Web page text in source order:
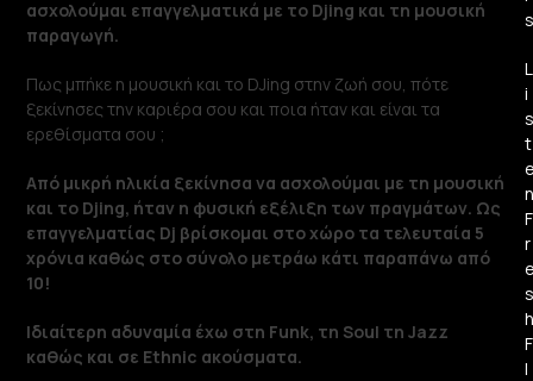
ασχολούμαι επαγγελματικά με τo Djing και τη μουσική
παραγωγή.
Πως μπήκε η μουσική και το DJing στην ζωή σου, πότε
ξεκίνησες την καριέρα σου και ποια ήταν και είναι τα
ερεθίσματα σου ;
Από μικρή ηλικία ξεκίνησα να ασχολούμαι με τη μουσική
και το Djing, ήταν η φυσική εξέλιξη των πραγμάτων. Ως
επαγγελματίας Dj βρίσκομαι στο χώρο τα τελευταία 5
χρόνια καθώς στο σύνολο μετράω κάτι παραπάνω από
10!
Ιδιαίτερη αδυναμία έχω στη Funk, τη Soul τη Jazz
καθώς και σε Ethnic ακούσματα.
s
L
i
s
t
n
F
r
s
h
F
l